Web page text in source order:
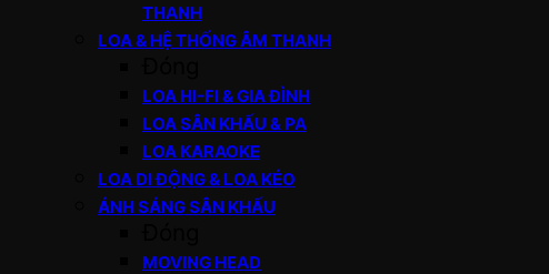
THANH
LOA & HỆ THỐNG ÂM THANH
LOA HI-FI & GIA ĐÌNH
LOA SÂN KHẤU & PA
LOA KARAOKE
LOA DI ĐỘNG & LOA KÉO
ÁNH SÁNG SÂN KHẤU
MOVING HEAD